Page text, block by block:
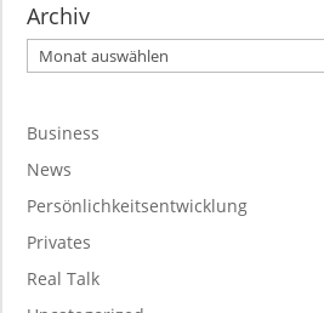
Archiv
Archiv
Business
News
Persönlichkeitsentwicklung
Privates
Real Talk